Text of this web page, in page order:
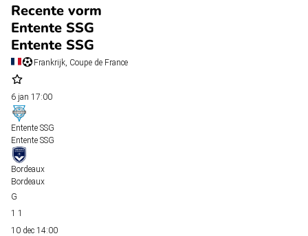
Recente vorm
Entente SSG
Entente SSG
Frankrijk, Coupe de France
6 jan 17:00
Entente SSG
Entente SSG
Bordeaux
Bordeaux
1 1
10 dec 14:00